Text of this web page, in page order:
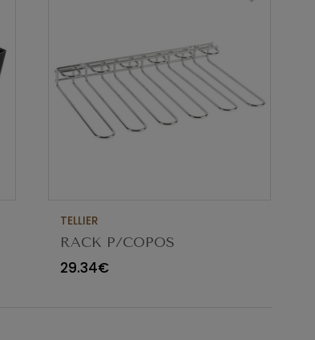
TELLIER
RACK P/COPOS
CROMADO NC018
29.34€